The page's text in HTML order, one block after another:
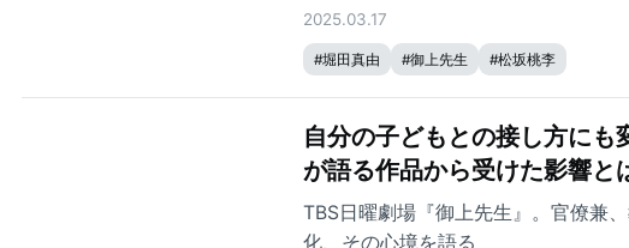
2025.03.17
#堀田真由 #御上先生 #松坂桃李
自分の子どもとの接し方に
が語る作品から受けた影響と
TBS日曜劇場『御上先生』。官僚兼
化、その心境を語る